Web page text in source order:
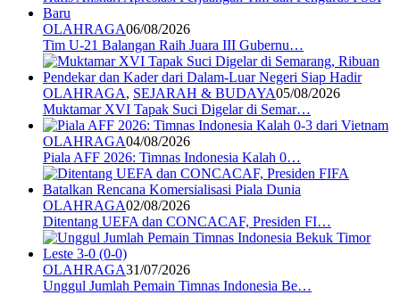
OLAHRAGA06/08/2026
Tim U-21 Balangan Raih Juara III Gubernu…
OLAHRAGA, SEJARAH & BUDAYA05/08/2026
Muktamar XVI Tapak Suci Digelar di Semar…
OLAHRAGA04/08/2026
Piala AFF 2026: Timnas Indonesia Kalah 0…
OLAHRAGA02/08/2026
Ditentang UEFA dan CONCACAF, Presiden FI…
OLAHRAGA31/07/2026
Unggul Jumlah Pemain Timnas Indonesia Be…